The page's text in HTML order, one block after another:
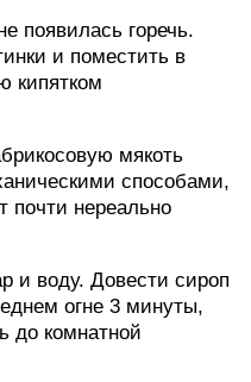
появилась горечь.
и поместить в
кипятком
мякоть
способами,
почти нереально
и воду. Довести сироп
огне 3 минуты,
до комнатной